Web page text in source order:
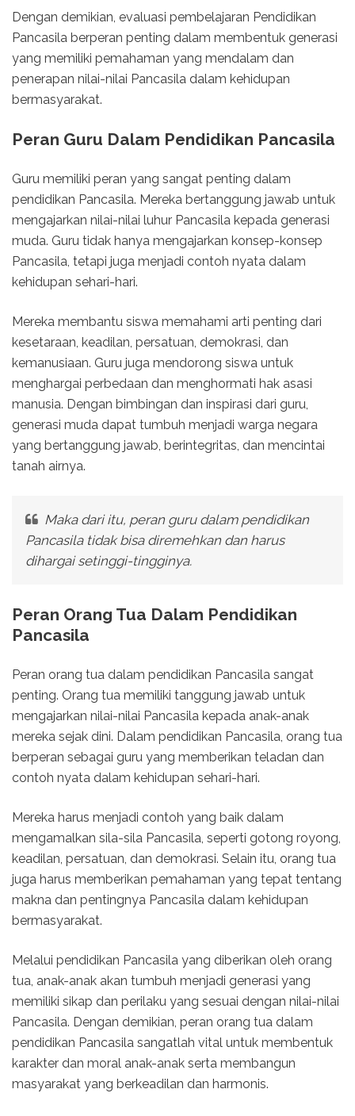
Dengan demikian, evaluasi pembelajaran Pendidikan
Pancasila berperan penting dalam membentuk generasi
yang memiliki pemahaman yang mendalam dan
penerapan nilai-nilai Pancasila dalam kehidupan
bermasyarakat.
Peran Guru Dalam Pendidikan Pancasila
Guru memiliki peran yang sangat penting dalam
pendidikan Pancasila. Mereka bertanggung jawab untuk
mengajarkan nilai-nilai luhur Pancasila kepada generasi
muda. Guru tidak hanya mengajarkan konsep-konsep
Pancasila, tetapi juga menjadi contoh nyata dalam
kehidupan sehari-hari.
Mereka membantu siswa memahami arti penting dari
kesetaraan, keadilan, persatuan, demokrasi, dan
kemanusiaan. Guru juga mendorong siswa untuk
menghargai perbedaan dan menghormati hak asasi
manusia. Dengan bimbingan dan inspirasi dari guru,
generasi muda dapat tumbuh menjadi warga negara
yang bertanggung jawab, berintegritas, dan mencintai
tanah airnya.
Maka dari itu, peran guru dalam pendidikan
Pancasila tidak bisa diremehkan dan harus
dihargai setinggi-tingginya.
Peran Orang Tua Dalam Pendidikan
Pancasila
Peran orang tua dalam pendidikan Pancasila sangat
penting. Orang tua memiliki tanggung jawab untuk
mengajarkan nilai-nilai Pancasila kepada anak-anak
mereka sejak dini. Dalam pendidikan Pancasila, orang tua
berperan sebagai guru yang memberikan teladan dan
contoh nyata dalam kehidupan sehari-hari.
Mereka harus menjadi contoh yang baik dalam
mengamalkan sila-sila Pancasila, seperti gotong royong,
keadilan, persatuan, dan demokrasi. Selain itu, orang tua
juga harus memberikan pemahaman yang tepat tentang
makna dan pentingnya Pancasila dalam kehidupan
bermasyarakat.
Melalui pendidikan Pancasila yang diberikan oleh orang
tua, anak-anak akan tumbuh menjadi generasi yang
memiliki sikap dan perilaku yang sesuai dengan nilai-nilai
Pancasila. Dengan demikian, peran orang tua dalam
pendidikan Pancasila sangatlah vital untuk membentuk
karakter dan moral anak-anak serta membangun
masyarakat yang berkeadilan dan harmonis.